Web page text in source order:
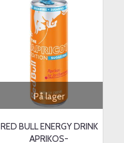
På lager
RED BULL ENERGY DRINK
APRIKOS-